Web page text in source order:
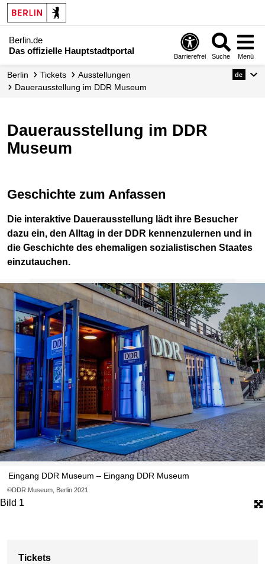
Berlin.de
Das offizielle Hauptstadtportal
Barrierefrei Suche Menü
Berlin Tickets
Ausstellungen
Dauerausstellung im DDR Museum
de
Dauerausstellung im DDR
Museum
Geschichte zum Anfassen
Die interaktive Dauerausstellung lädt ihre Besucher
dazu ein, den Alltag in der DDR kennenzulernen und in
die Geschichte des ehemaligen sozialistischen Staates
einzutauchen.
Eingang DDR Museum – Eingang DDR Museum
©DDR Museum, Berlin 2021
Bild 1
Tickets